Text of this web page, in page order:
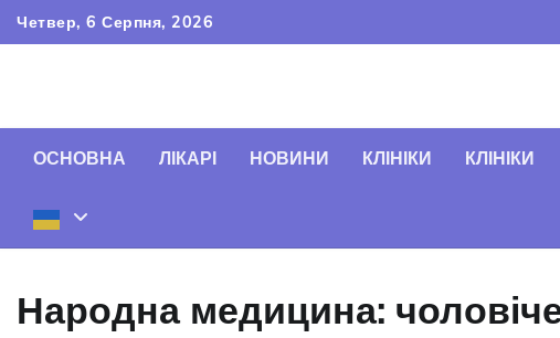
Перейти
до
Четвер, 6 Серпня, 2026
ОСНОВНА ЛІКАРІ НОВИНИ КЛІНІКИ КЛІНІКИ
Народна медицина: